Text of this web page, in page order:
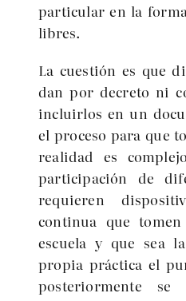
particular en la
libres.
La cuestión es que
dan por decreto ni
incluirlos en un
el proceso para que
realidad es
participación de
requieren
continua que
escuela y que sea
propia práctica el
posteriormente se